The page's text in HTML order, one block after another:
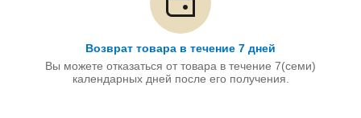
Возврат товара в течение 7 дней
Вы можете отказаться от товара в течение 7(семи)
календарных дней после его получения.